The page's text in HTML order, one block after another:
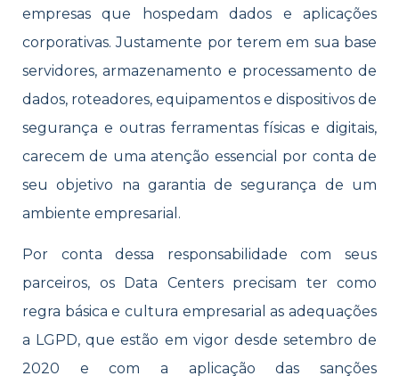
empresas que hospedam dados e aplicações
corporativas. Justamente por terem em sua base
servidores, armazenamento e processamento de
dados, roteadores, equipamentos e dispositivos de
segurança e outras ferramentas físicas e digitais,
carecem de uma atenção essencial por conta de
seu objetivo na garantia de segurança de um
ambiente empresarial.
Por conta dessa responsabilidade com seus
parceiros, os Data Centers precisam ter como
regra básica e cultura empresarial as adequações
a LGPD, que estão em vigor desde setembro de
2020 e com a aplicação das sanções